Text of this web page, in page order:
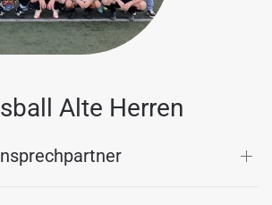
Alte Herren